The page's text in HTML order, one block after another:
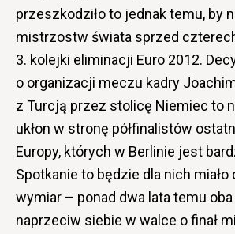
przeszkodziło to jednak temu, by
mistrzostw świata sprzed
3. kolejki eliminacji Euro 2012.
o organizacji meczu kadry
z Turcją przez stolicę Niemiec to
ukłon w stronę półfinalistów
Europy, których w Berlinie jest
Spotkanie to będzie dla nich miało
wymiar – ponad dwa lata temu oba
naprzeciw siebie w walce o finał